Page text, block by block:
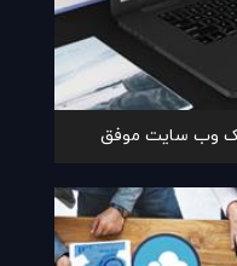
وب سایت موفق